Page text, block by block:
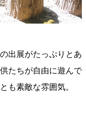
出展がたっぷりとあ
たちが自由に遊んで
も素敵な雰囲気。